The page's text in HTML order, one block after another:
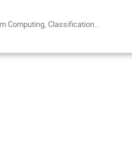
Computing, Classification...